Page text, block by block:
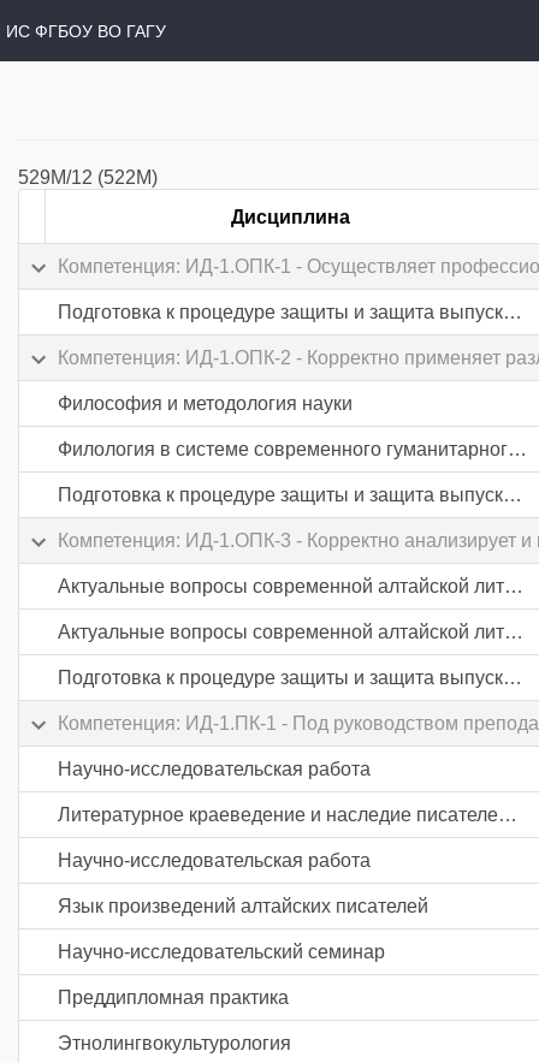
ИС ФГБОУ ВО ГАГУ
529М/12 (522М)
Дисциплина
Компетенция: ИД-1.ОПК-1 - Осуществляет
Подготовка к процедуре защиты и защита выпускной квалификационной работы
Компетенция: ИД-1.ОПК-2 - Корректно применяет
Философия и методология науки
Филология в системе современного гуманитарного знания
Подготовка к процедуре защиты и защита выпускной квалификационной работы
Компетенция: ИД-1.ОПК-3 - Корректно анализирует и
Актуальные вопросы современной алтайской литературы
Актуальные вопросы современной алтайской литературы
Подготовка к процедуре защиты и защита выпускной квалификационной работы
Компетенция: ИД-1.ПК-1 - Под руководством
Научно-исследовательская работа
Литературное краеведение и наследие писателей РА
Научно-исследовательская работа
Язык произведений алтайских писателей
Научно-исследовательский семинар
Преддипломная практика
Этнолингвокультурология